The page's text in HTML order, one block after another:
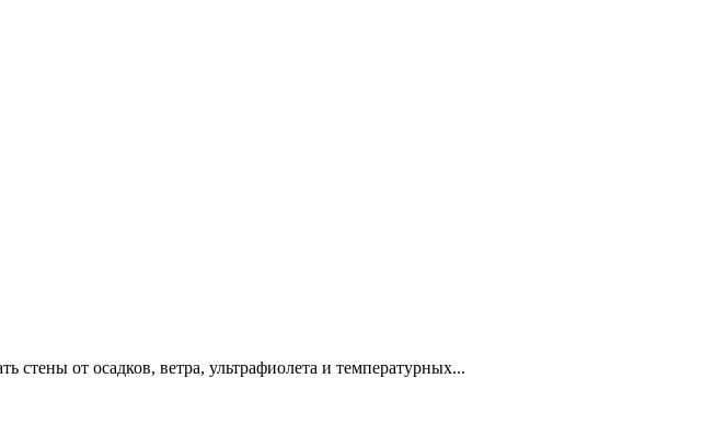
от осадков, ветра, ультрафиолета и температурных...